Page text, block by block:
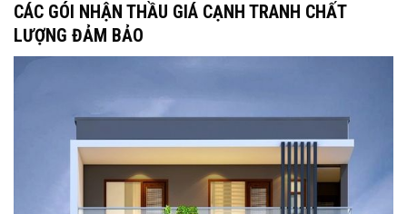
CÁC GÓI NHẬN THẦU GIÁ CẠNH TRANH CHẤT
LƯỢNG ĐẢM BẢO